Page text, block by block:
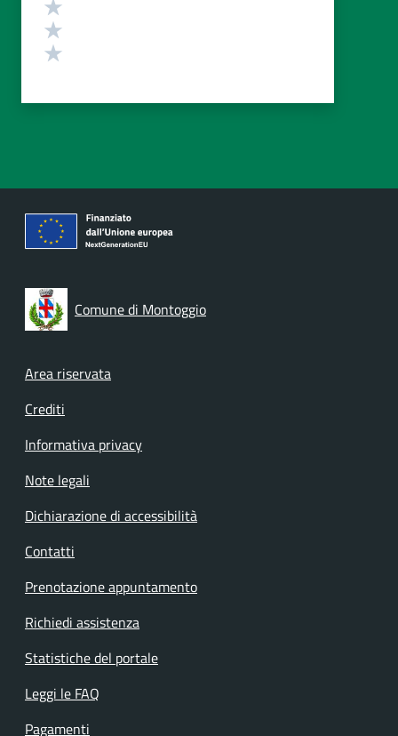
Comune di Montoggio
Footer menu
Area riservata
Crediti
Informativa privacy
Note legali
Dichiarazione di accessibilità
Contatti
Prenotazione appuntamento
Richiedi assistenza
Statistiche del portale
Leggi le FAQ
Pagamenti